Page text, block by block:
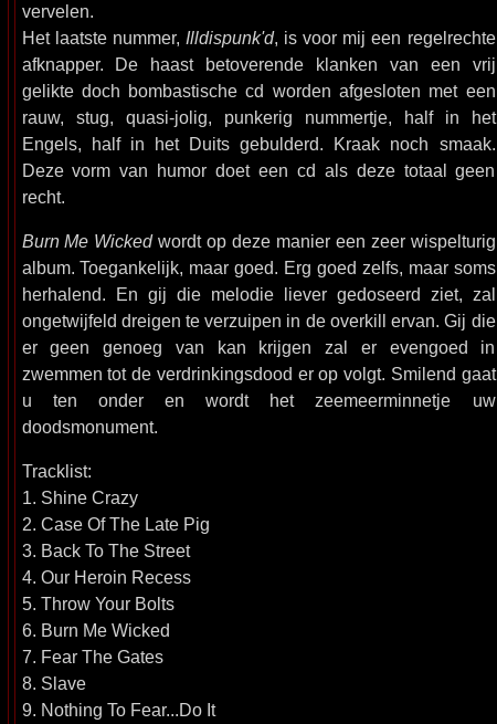
vervelen.
Het laatste nummer, Illdispunk'd, is voor mij een regelrechte
afknapper. De haast betoverende klanken van een vrij
gelikte doch bombastische cd worden afgesloten met een
rauw, stug, quasi-jolig, punkerig nummertje, half in het
Engels, half in het Duits gebulderd. Kraak noch smaak.
Deze vorm van humor doet een cd als deze totaal geen
recht.
Burn Me Wickedwordt op deze manier een zeer wispelturig
album. Toegankelijk, maar goed. Erg goed zelfs, maar soms
herhalend. En gij die melodie liever gedoseerd ziet, zal
ongetwijfeld dreigen te verzuipen in de overkill ervan. Gij die
er geen genoeg van kan krijgen zal er evengoed in
zwemmen tot de verdrinkingsdood er op volgt. Smilend gaat
u ten onder en wordt het zeemeerminnetje uw
doodsmonument.
Tracklist:
1. Shine Crazy
2. Case Of The Late Pig
3. Back To The Street
4. Our Heroin Recess
5. Throw Your Bolts
6. Burn Me Wicked
7. Fear The Gates
8. Slave
9. Nothing To Fear...Do It